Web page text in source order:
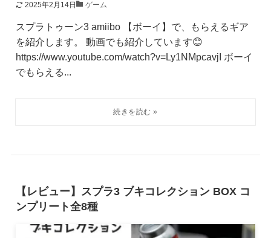
2025年2月14日 ゲーム
スプラトゥーン3 amiibo 【ボーイ】で、もらえるギア
を紹介します。 動画でも紹介しています😊
https://www.youtube.com/watch?v=Ly1NMpcavjI ボーイ
でもらえる...
【レビュー】スプラ3 ブキコレクション BOX コ
ンプリート全8種